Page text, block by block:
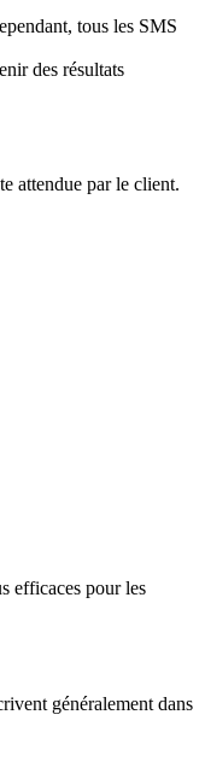
tous les SMS
des résultats
attendue par le client.
efficaces pour les
généralement dans